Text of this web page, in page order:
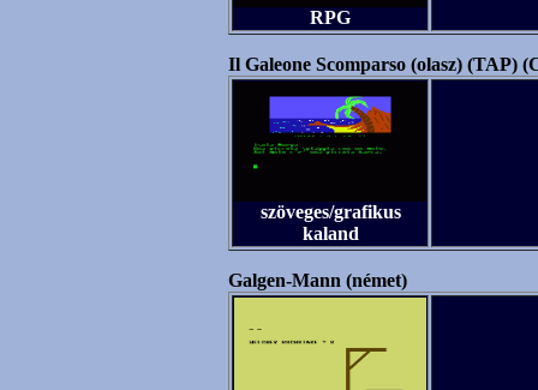
RPG
Il Galeone Scomparso (olasz) (TAP)
szöveges/grafikus
kaland
Galgen-Mann (német)